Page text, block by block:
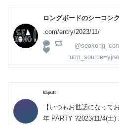
ロングボードのシーコン
.com/entry/2023/11/
ᵏᵃᵖᵘᵗᵗ
【いつもお世話になって
年 PARTY ?️2023/11/4(土)